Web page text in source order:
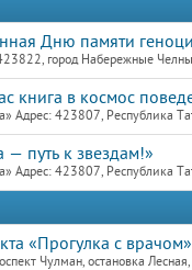
Дню памяти
город Набережные
книга в космос
Адрес: 423807,
путь к звездам!»
Адрес: 423807,
«Прогулка с врачом»
Чулман, остановка